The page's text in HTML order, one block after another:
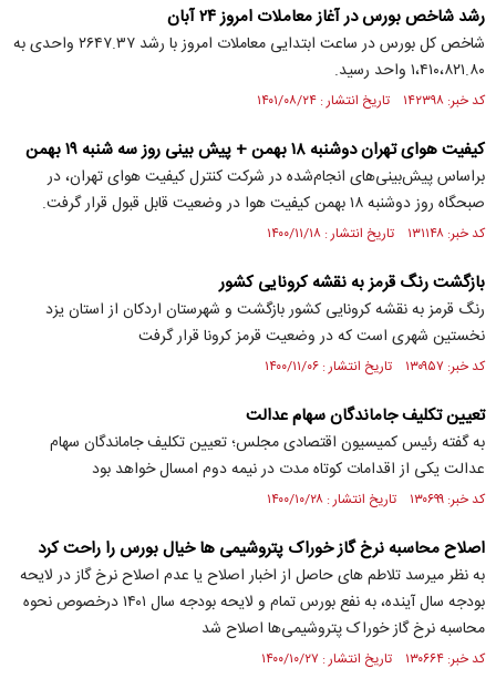
رشد شاخص بورس در آغاز معاملات امروز ۲۴ آبان
شاخص کل بورس در ساعت ابتدایی معاملات امروز با رشد ۲۶۴۷.۳۷ واحدی به
۱،۴۱۰،۸۲۱.۸۰ واحد رسید.
کد خبر: ۱۴۲۳۹۸ تاریخ انتشار : ۱۴۰۱/۰۸/۲۴
کیفیت هوای تهران دوشنبه ۱۸ بهمن + پیش بینی روز سه شنبه ۱۹ بهمن
براساس پیش‌بینی‌های انجام‌شده در شرکت کنترل کیفیت هوای تهران، در
صبحگاه روز دوشنبه ۱۸ بهمن‌ کیفیت هوا در وضعیت قابل قبول قرار گرفت.
کد خبر: ۱۳۱۱۴۸ تاریخ انتشار : ۱۴۰۰/۱۱/۱۸
بازگشت رنگ قرمز به نقشه کرونایی کشور
رنگ قرمز به نقشه کرونایی کشور بازگشت و شهرستان اردکان از استان یزد
نخستین شهری است که در وضعیت قرمز کرونا قرار گرفت
کد خبر: ۱۳۰۹۵۷ تاریخ انتشار : ۱۴۰۰/۱۱/۰۶
تعیین تکلیف جاماندگان سهام عدالت
به گفته رئیس کمیسیون اقتصادی مجلس؛ تعیین تکلیف جاماندگان سهام
عدالت یکی از اقدامات کوتاه مدت در نیمه دوم امسال خواهد بود
کد خبر: ۱۳۰۶۹۹ تاریخ انتشار : ۱۴۰۰/۱۰/۲۸
اصلاح محاسبه نرخ گاز خوراک پتروشیمی ها خیال بورس را راحت کرد
به نظر میرسد تلاطم های حاصل از اخبار اصلاح یا عدم اصلاح نرخ گاز در لایحه
بودجه سال آینده، به نفع بورس تمام و لایحه بودجه سال ۱۴۰۱ درخصوص نحوه
محاسبه نرخ گاز خوراک پتروشیمی‌ها اصلاح شد
کد خبر: ۱۳۰۶۶۴ تاریخ انتشار : ۱۴۰۰/۱۰/۲۷